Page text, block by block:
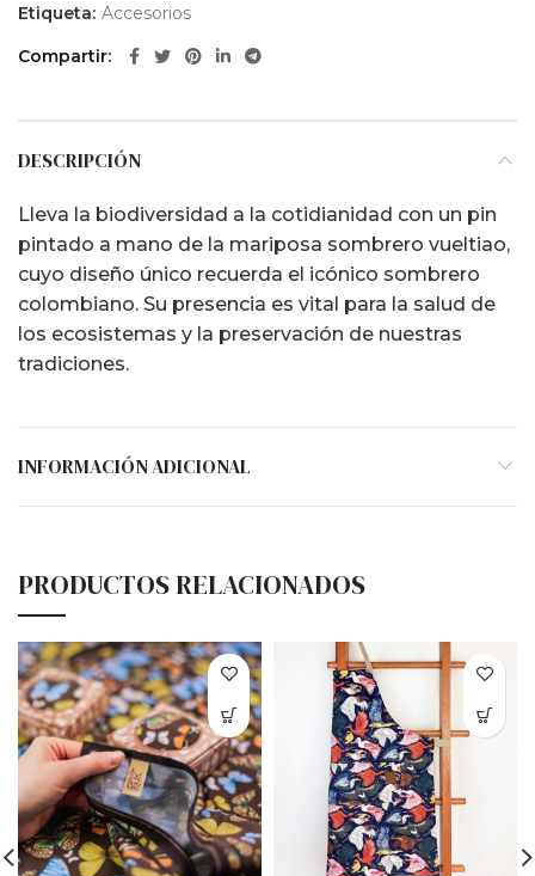
Etiqueta: Accesorios
Compartir
DESCRIPCIÓN
Lleva la biodiversidad a la cotidianidad con un pin
pintado a mano de la mariposa sombrero vueltiao,
cuyo diseño único recuerda el icónico sombrero
colombiano. Su presencia es vital para la salud de
los ecosistemas y la preservación de nuestras
tradiciones.
INFORMACIÓN ADICIONAL
PRODUCTOS RELACIONADOS